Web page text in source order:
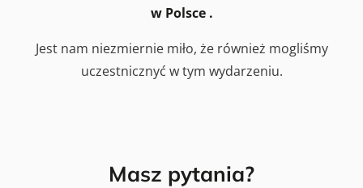
w Polsce .
Jest nam niezmiernie miło, że również mogliśmy
uczestnicznyć w tym wydarzeniu.
Masz pytania?